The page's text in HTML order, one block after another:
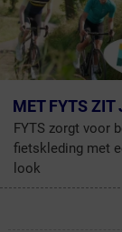
MET FYTS ZIT
FYTS zorgt voor
fietskleding met
look